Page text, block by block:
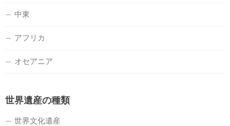
中東
アフリカ
オセアニア
世界遺産の種類
世界文化遺産